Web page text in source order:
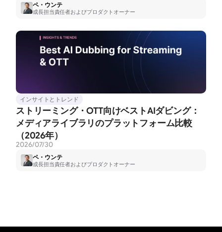
ペ・ウンテ
成長担当責任者およびプロダクトオーナー
インサイトとトレンド
ストリーミング・OTT向けベストAIダビング：
メディアライブラリのプラットフォーム比較
（2026年）
2026/07/30
ペ・ウンテ
成長担当責任者およびプロダクトオーナー